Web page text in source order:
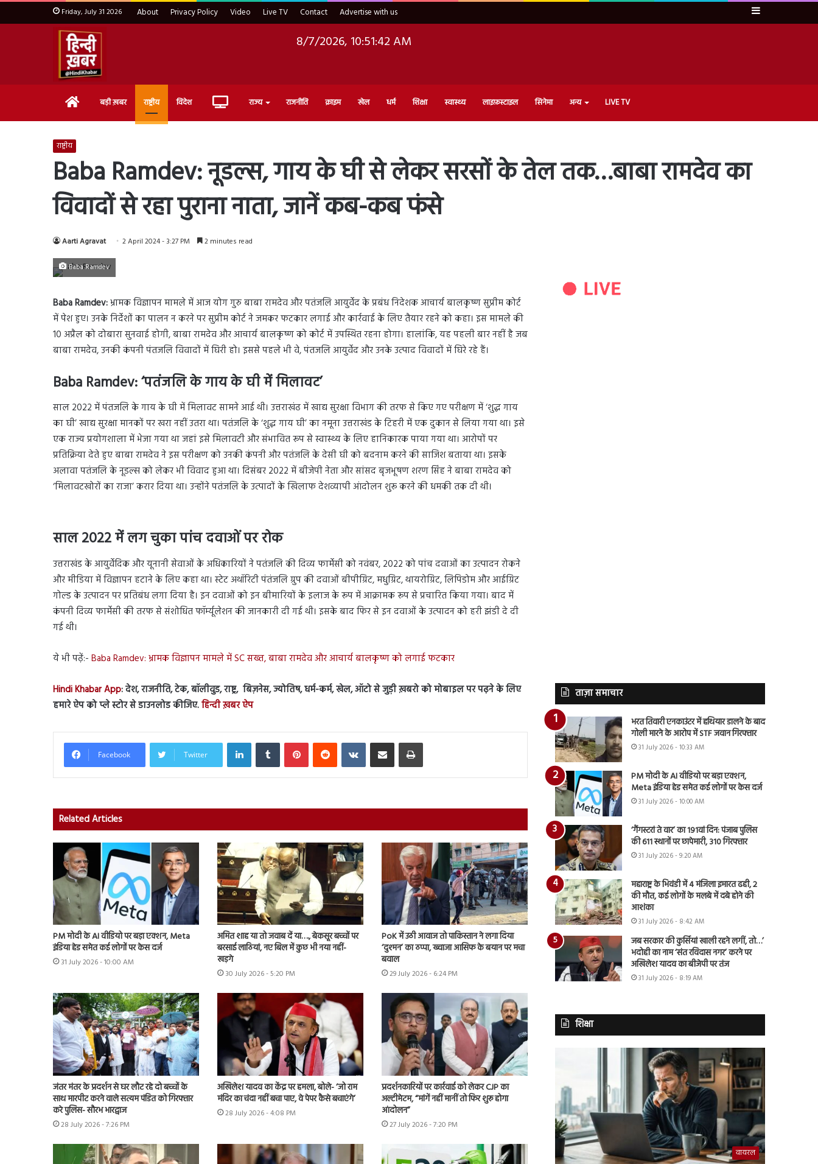
Friday, July 31 2026 About Privacy Policy Video Live TV Contact Advertise with us Sidebar
8/7/2026, 10:51:43 AM
Home बड़ी ख़बर राष्ट्रीय विदेश Live राज्य राजनीति क्राइम खेल धर्म शिक्षा स्वास्थ्य लाइफ़स्टाइल सिनेमा अन्य LIVE TV
राष्ट्रीय
Baba Ramdev: नूडल्स, गाय के घी से लेकर सरसों के तेल तक…बाबा रामदेव का
विवादों से रहा पुराना नाता, जानें कब-कब फंसे
Aarti Agravat 2 April 2024 - 3:27 PM 2 minutes read
Baba Ramdev
Baba Ramdev:भ्रामक विज्ञापन मामले में आज योग गुरु बाबा रामदेव और पतंजलि आयुर्वेद के प्रबंध निदेशक आचार्य बालकृष्ण सुप्रीम कोर्ट
में पेश हुए। उनके निर्देशों का पालन न करने पर सुप्रीम कोर्ट ने जमकर फटकार लगाई और कार्रवाई के लिए तैयार रहने को कहा। इस मामले की
10 अप्रैल को दोबारा सुनवाई होगी, बाबा रामदेव और आचार्य बालकृष्ण को कोर्ट में उपस्थित रहना होगा। हालांकि, यह पहली बार नहीं है जब
बाबा रामदेव, उनकी कंपनी पंतजलि विवादों में घिरी हो। इससे पहले भी वे, पंतजलि आयुर्वेद और उनके उत्पाद विवादों में घिरे रहे हैं।
Baba Ramdev:‘पतंजलि के गाय के घी में मिलावट’
साल 2022 में पंतजलि के गाय के घी में मिलावट सामने आई थी। उत्तराखंढ में खाद्य सुरक्षा विभाग की तरफ से किए गए परीक्षण में ‘शुद्ध गाय
का घी’ खाद्य सुरक्षा मानकों पर खरा नहीं उतरा था। पतंजलि के ‘शुद्ध गाय घी’ का नमूना उत्तराखंड के टिहरी में एक दुकान से लिया गया था। इसे
एक राज्य प्रयोगशाला में भेजा गया था जहां इसे मिलावटी और संभावित रूप से स्वास्थ्य के लिए हानिकारक पाया गया था। आरोपों पर
प्रतिक्रिया देते हुए बाबा रामदेव ने इस परीक्षण को उनकी कंपनी और पतंजलि के देसी घी को बदनाम करने की साजिश बताया था। इसके
अलावा पतंजलि के नूडल्स को लेकर भी विवाद हुआ था। दिसंबर 2022 में बीजेपी नेता और सांसद बृजभूषण शरण सिंह ने बाबा रामदेव को
‘मिलावटखोरों का राजा’ करार दिया था। उन्होंने पतंजलि के उत्पादों के खिलाफ देशव्यापी आंदोलन शुरू करने की धमकी तक दी थी।
साल 2022 में लग चुका पांच दवाओं पर रोक
उत्तराखंड के आयुर्वेदिक और यूनानी सेवाओं के अधिकारियों ने पतंजलि की दिव्य फार्मेसी को नवंबर, 2022 को पांच दवाओं का उत्पादन रोकने
और मीडिया में विज्ञापन हटाने के लिए कहा था। स्टेट अथॉरिटी पंतंजलि ग्रुप की दवाओं बीपीग्रिट, मधुग्रिट, थायरोग्रिट, लिपिडोम और आईग्रिट
गोल्ड के उत्पादन पर प्रतिबंध लगा दिया है। इन दवाओं को इन बीमारियों के इलाज के रूप में आक्रामक रूप से प्रचारित किया गया। बाद में
कंपनी दिव्य फार्मेसी की तरफ से संशोधित फॉर्म्यूलेशन की जानकारी दी गई थी। इसके बाद फिर से इन दवाओं के उत्पादन को हरी झंडी दे दी
गई थी।
ये भी पढ़ें:- Baba Ramdev: भ्रामक विज्ञापन मामले में SC सख्त, बाबा रामदेव और आचार्य बालकृष्ण को लगाई फटकार
Hindi Khabar App: देश, राजनीति, टेक, बॉलीवुड, राष्ट्र, बिज़नेस, ज्योतिष, धर्म-कर्म, खेल, ऑटो से जुड़ी ख़बरो को मोबाइल पर पढ़ने के लिए
हमारे ऐप को प्ले स्टोर से डाउनलोड कीजिए.हिन्दी ख़बर ऐप
Facebook Twitter
LinkedInTumblr PinterestReddit VKontakteShare via Email Print
Related Articles
PM मोदी के AI वीडियो पर बड़ा एक्शन, Meta
इंडिया हेड समेत कई लोगों पर केस दर्ज
31 July 2026 - 10:00 AM
अमित शाह या तो जवाब दें या…., बेकसूर बच्चों पर
बरसाई लाठियां, नए बिल में कुछ भी नया नहीं-
खड़गे
30 July 2026 - 5:20 PM
PoK में उठी आवाज तो पाकिस्तान ने लगा दिया
‘दुश्मन’ का ठप्पा, ख्वाजा आसिफ के बयान पर मचा
बवाल
29 July 2026 - 6:24 PM
जंतर मंतर के प्रदर्शन से घर लौट रहे दो बच्चों के
साथ मारपीट करने वाले सत्यम पंडित को गिरफ्तार
करे पुलिस- सौरभ भारद्वाज
28 July 2026 - 7:26 PM
अखिलेश यादव का केंद्र पर हमला, बोले- ‘जो राम
मंदिर का चंदा नहीं बचा पाए, वे पेपर कैसे बचाएंगे’
28 July 2026 - 4:08 PM
प्रदर्शनकारियों पर कार्रवाई को लेकर CJP का
अल्टीमेटम, “मांगें नहीं मानीं तो फिर शुरू होगा
आंदोलन”
27 July 2026 - 7:20 PM
ताज़ा समाचार
भरत तिवारी एनकाउंटर में हथियार डालने के बाद
गोली मारने के आरोप में STF जवान गिरफ्तार
31 July 2026 - 10:33 AM
PM मोदी के AI वीडियो पर बड़ा एक्शन,
Meta इंडिया हेड समेत कई लोगों पर केस दर्ज
31 July 2026 - 10:00 AM
‘गैंगस्टरां ते वार’ का 191वां दिन: पंजाब पुलिस
की 611 स्थानों पर छापेमारी, 310 गिरफ्तार
31 July 2026 - 9:20 AM
महाराष्ट्र के भिवंडी में 4 मंजिला इमारत ढही, 2
की मौत, कई लोगों के मलबे में दबे होने की
आशंका
31 July 2026 - 8:42 AM
जब सरकार की कुर्सियां खाली रहने लगीं, तो…’
भदोही का नाम ‘संत रविदास नगर’ करने पर
अखिलेश यादव का बीजेपी पर तंज
31 July 2026 - 8:19 AM
शिक्षा
वायरल